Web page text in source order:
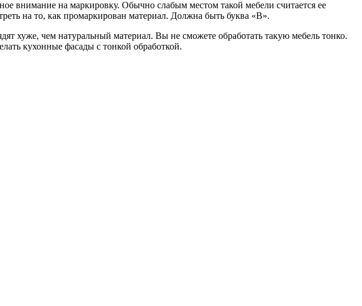
внимание на маркировку. Обычно слабым местом такой мебели считается ее
на то, как промаркирован материал. Должна быть буква «В».
хуже, чем натуральный материал. Вы не сможете обработать такую мебель тонко.
кухонные фасады с тонкой обработкой.